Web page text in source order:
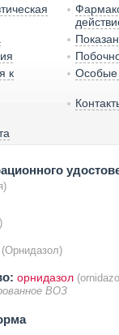
к
Особые
(Орнидазол)
орнидазол
ВОЗ